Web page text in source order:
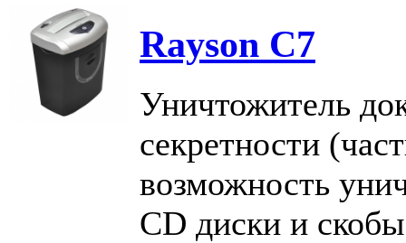
Rayson С7
Уничтожитель
секретности
возможность
CD диски и